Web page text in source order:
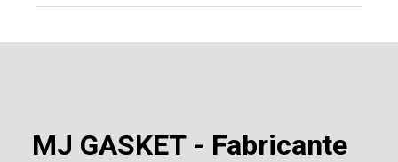
MJ GASKET - Fabricante